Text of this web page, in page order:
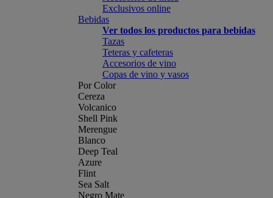
Exclusivos online
Bebidas
Ver todos los productos para bebidas
Tazas
Teteras y cafeteras
Accesorios de vino
Copas de vino y vasos
Por Color
Cereza
Volcanico
Shell Pink
Merengue
Blanco
Deep Teal
Azure
Flint
Sea Salt
Negro Mate